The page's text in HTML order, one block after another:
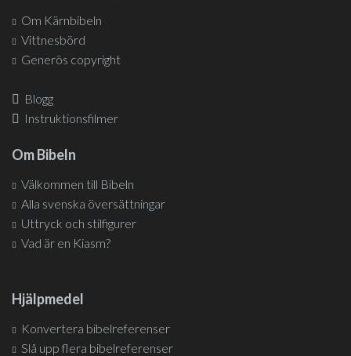
Om Kärnbibeln
Vittnesbörd
Generös copyright
Blogg
Instruktionsfilmer
Om Bibeln
Välkommen till Bibeln
Alla svenska översättningar
Uttryck och stilfigurer
Vad är en Kiasm?
Hjälpmedel
Konvertera bibelreferenser
Slå upp flera bibelreferenser